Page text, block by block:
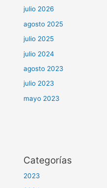
julio 2026
agosto 2025
julio 2025
julio 2024
agosto 2023
julio 2023
mayo 2023
Categorías
2023